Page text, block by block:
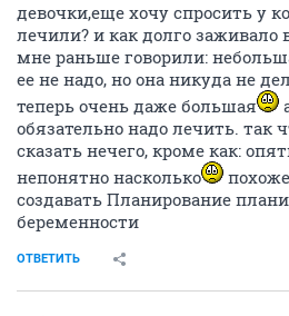
девочки,еще хочу спросить у
лечили? и как долго заживало
мне раньше говорили:
ее не надо, но она никуда не
теперь очень даже большая
обязательно надо лечить. так
сказать нечего, кроме как:
непонятно насколько
создавать Планирование
беременности
ОТВЕТИТЬ